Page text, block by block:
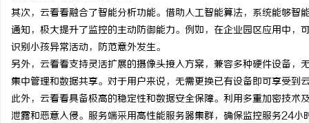
其次，云看看融合了智能分析功能。借助人工智能算法，系统能够
通知，极大提升了监控的主动防御能力。例如，在企业园区应用中
识别小孩异常活动，防范意外发生。
另外，云看看支持灵活扩展的摄像头接入方案，兼容多种硬件设备
集中管理和数据共享。对于用户来说，无需更换已有设备即可享受到
此外，云看看具备极高的稳定性和数据安全保障。利用多重加密技
泄露和恶意入侵。服务端采用高性能服务器集群，确保监控服务24